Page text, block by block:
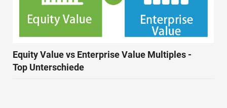
Equity Value vs Enterprise Value Multiples -
Top Unterschiede